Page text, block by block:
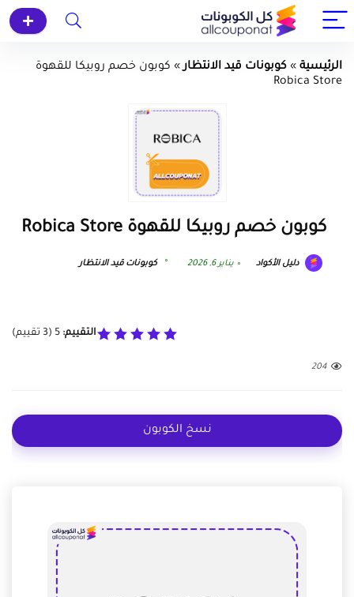
الرئيسية » كوبونات قيد الانتظار» كوبون خصم روبيكا للقهوة
Robica Store
كوبون خصم روبيكا للقهوة Robica Store
دليل الأكواد يناير 6, 2026 كوبونات قيد الانتظار
التقييم: 5
(
3 تقييم)
204
نسخ الكوبون